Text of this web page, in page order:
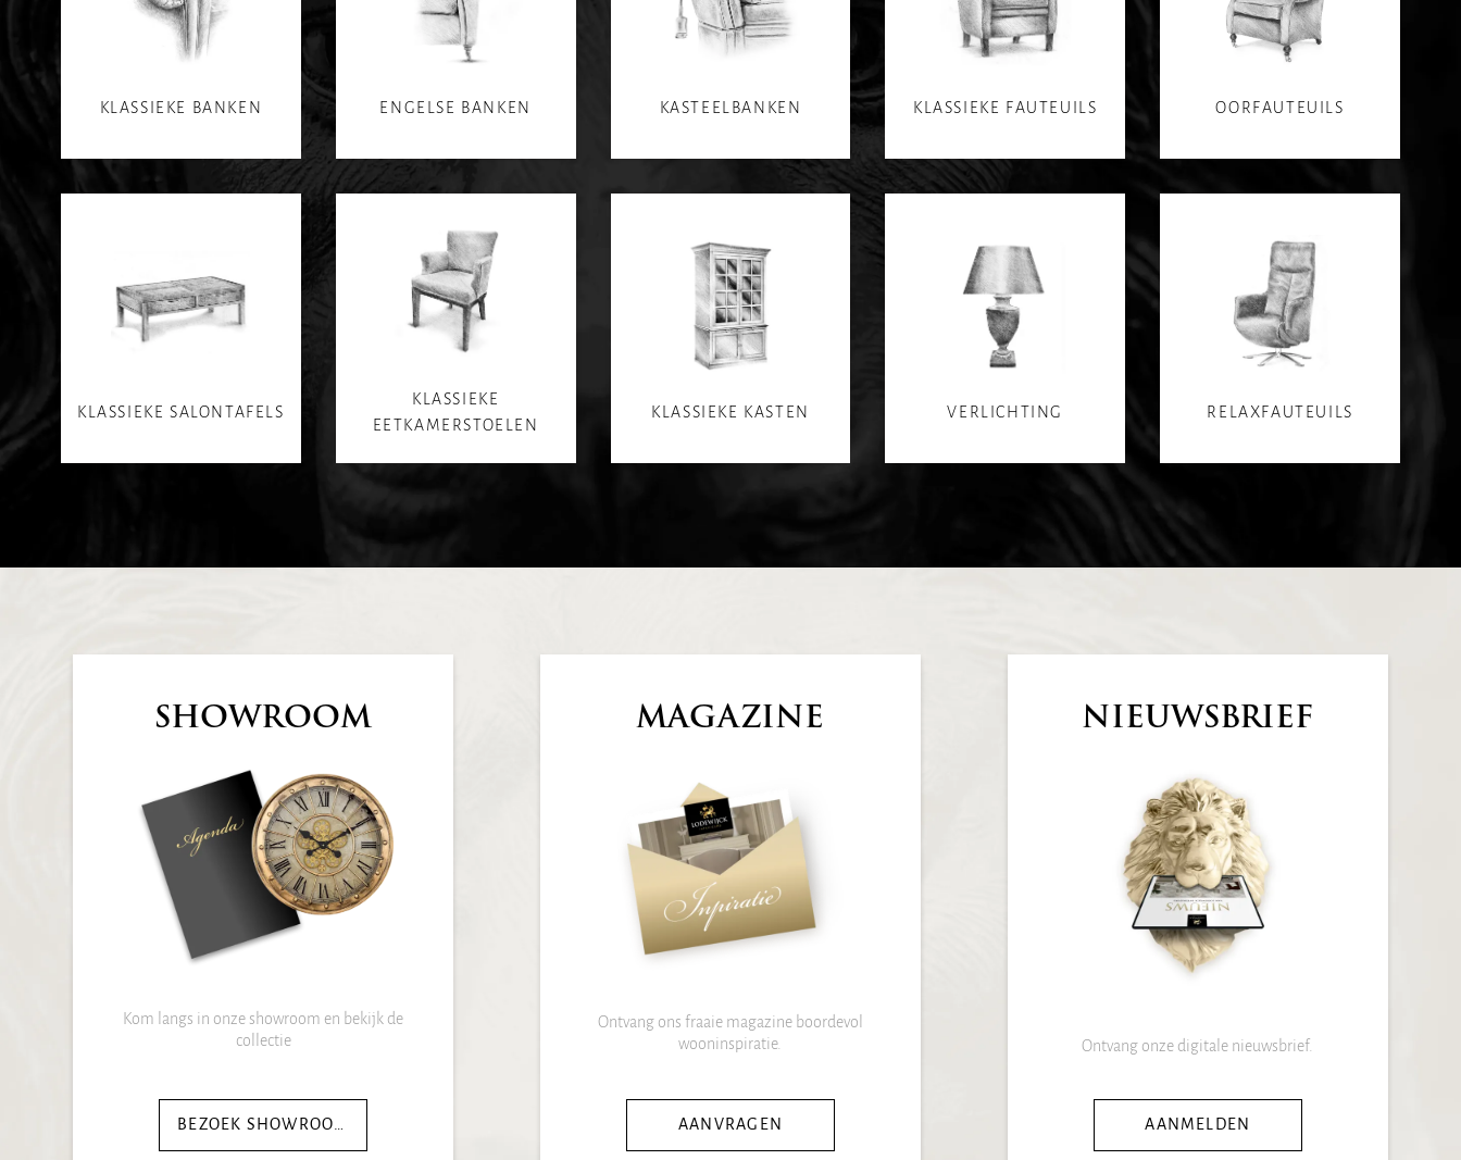
KLASSIEKE BANKEN ENGELSE BANKEN KASTEELBANKEN KLASSIEKE FAUTEUILS OORFAUTEUILS
KLASSIEKE SALONTAFELS
KLASSIEKE
EETKAMERSTOELEN
KLASSIEKE KASTEN VERLICHTING RELAXFAUTEUILS
SHOWROOM
Kom langs in onze showroom en bekijk de
collectie
BEZOEK SHOWROOM
MAGAZINE
Ontvang ons fraaie magazine boordevol
wooninspiratie.
AANVRAGEN
NIEUWSBRIEF
Ontvang onze digitale nieuwsbrief.
AANMELDEN